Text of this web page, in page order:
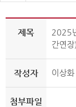
제목
2025
간연
작성자 이상화
첨부파일